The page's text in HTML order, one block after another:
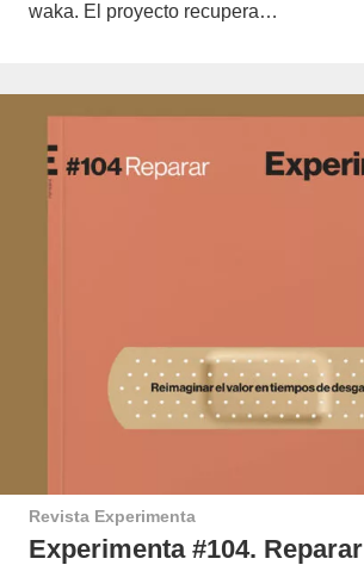
waka. El proyecto recupera…
Revista Experimenta
Experimenta #104. Reparar